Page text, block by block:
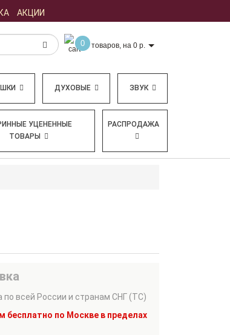
АКЦИИ
0 товаров, на 0 р.
ДУХОВЫЕ ЗВУК
УЦЕНЕННЫЕ
ТОВАРЫ
РАСПРОДАЖА
по всей России и странам СНГ (ТС)
бесплатно по Москве в пределах